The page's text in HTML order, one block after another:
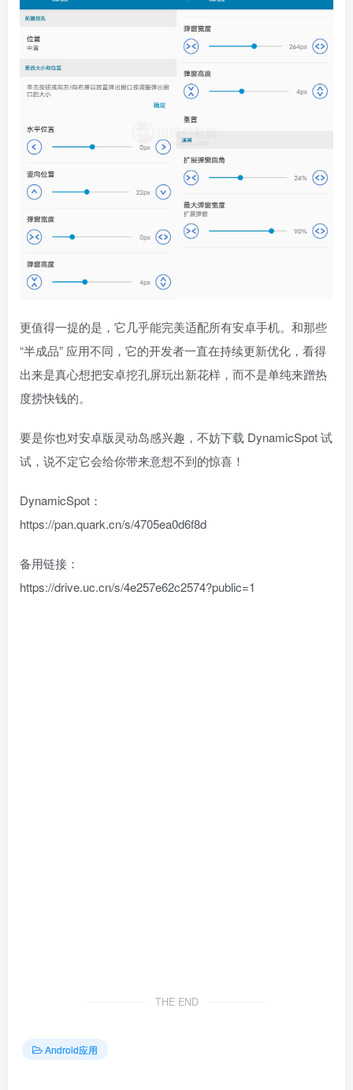
更值得一提的是，它几乎能完美适配所有安卓手机。和那些
“半成品” 应用不同，它的开发者一直在持续更新优化，看得
出来是真心想把安卓挖孔屏玩出新花样，而不是单纯来蹭热
度捞快钱的。
要是你也对安卓版灵动岛感兴趣，不妨下载 DynamicSpot 试
试，说不定它会给你带来意想不到的惊喜！
DynamicSpot：
https://pan.quark.cn/s/4705ea0d6f8d
备用链接：
https://drive.uc.cn/s/4e257e62c2574?public=1
THE END
Android应用